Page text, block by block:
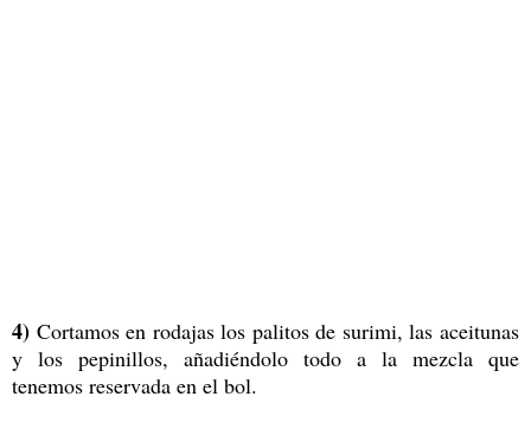
4) Cortamos en rodajas los palitos de surimi, las aceitunas
y los pepinillos, añadiéndolo todo a la mezcla que
tenemos reservada en el bol.